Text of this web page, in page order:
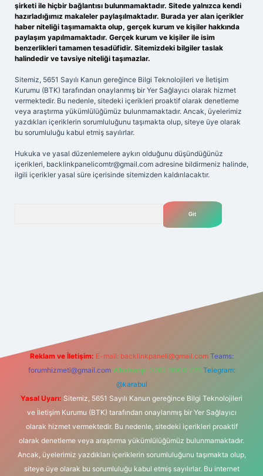
şirketi ile hiçbir bağlantısı bulunmamaktadır. Sitede yalnızca kendi
hazırladığımız makaleler paylaşılmaktadır. Burada yer alan içerikler
haber niteliği taşımamakta olup, gerçek kurum ve kişiler hakkında
paylaşım yapılmamaktadır. Gerçek kurum ve kişiler ile isim
benzerlikleri tamamen tesadüfidir. Sitemizdeki bilgiler taslak
halindedir ve tavsiye niteliği taşımazlar.
Sitemiz, 5651 Sayılı Kanun gereğince Bilgi Teknolojileri ve İletişim
Kurumu (BTK) tarafından onaylanmış bir Yer Sağlayıcı olarak hizmet
vermektedir. Bu nedenle, sitedeki içerikleri proaktif olarak denetleme
veya araştırma yükümlülüğümüz bulunmamaktadır. Ancak, üyelerimiz
yazdıkları içeriklerin sorumluluğunu taşımakta olup, siteye üye olarak
bu sorumluluğu kabul etmiş sayılırlar.
Hukuka ve yasal düzenlemelere aykırı olduğunu düşündüğünüz
içerikleri, backlinkpanelicomtr@gmail.com adresine bildirmeniz halinde,
ilgili içerikler yasal süre içerisinde sitemizden kaldırılacaktır.
Reklam ve İletişim: E-mail: backlinkpaneli@gmail.com Teams:
forumhizmeti@gmail.com Whatsapp: 0262 606 0 726 Telegram:
@karabul
Yasal Uyarı: Sitemiz, 5651 Sayılı Kanun gereğince Bilgi Teknolojileri
ve İletişim Kurumu (BTK) tarafından onaylanmış bir Yer Sağlayıcı
olarak hizmet vermektedir. Bu nedenle, sitedeki içerikleri proaktif
olarak denetleme veya araştırma yükümlülüğümüz bulunmamaktadır.
Ancak, üyelerimiz yazdıkları içeriklerin sorumluluğunu taşımakta olup,
siteye üye olarak bu sorumluluğu kabul etmiş sayılırlar. Bu internet